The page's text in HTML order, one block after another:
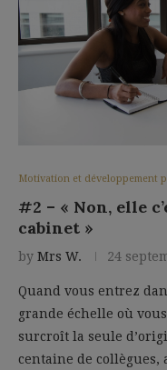
Motivation et développement
#2 – « Non, elle
cabinet »
by Mrs W. 24
Quand vous entrez
grande échelle où
surcroît la seule
centaine de collègues,